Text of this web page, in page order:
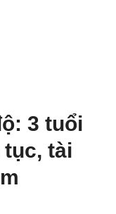
3 tuổi
tài